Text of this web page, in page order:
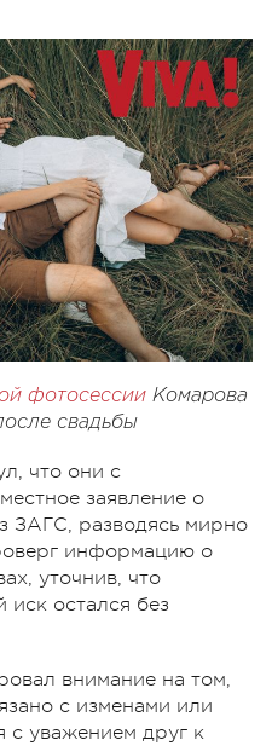
фотосессии Комарова
свадьбы
что они с
заявление о
ЗАГС, разводясь мирно
информацию о
уточнив, что
остался без
внимание на том,
с изменами или
с уважением друг к